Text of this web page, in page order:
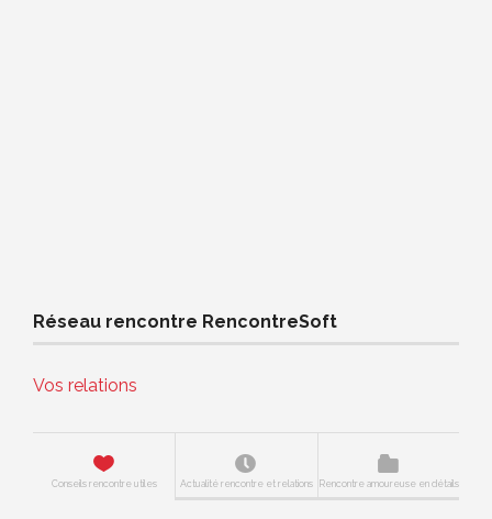
Réseau rencontre RencontreSoft
Vos relations
Conseils rencontre utiles Actualité rencontre et relations Rencontre amoureuse en détails